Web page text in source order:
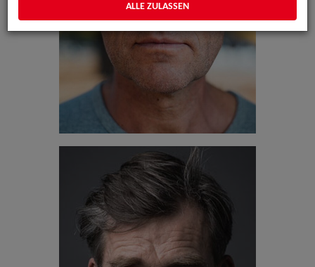
ALLE ZULASSEN